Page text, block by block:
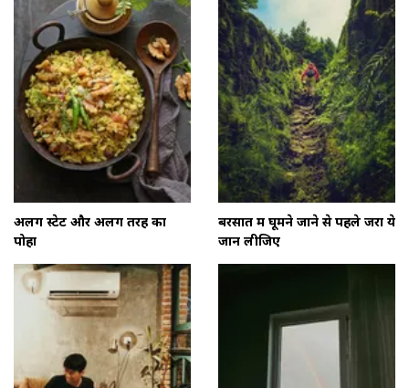
अलग स्टेट और अलग तरह का
पोहा
बरसात में घूमने जाने से पहले जरा ये
जान लीजिए